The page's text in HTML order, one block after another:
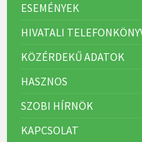
ESEMÉNYEK
HIVATALI
KÖZÉRDEKŰ ADATOK
HASZNOS
SZOBI HÍRNÖK
KAPCSOLAT